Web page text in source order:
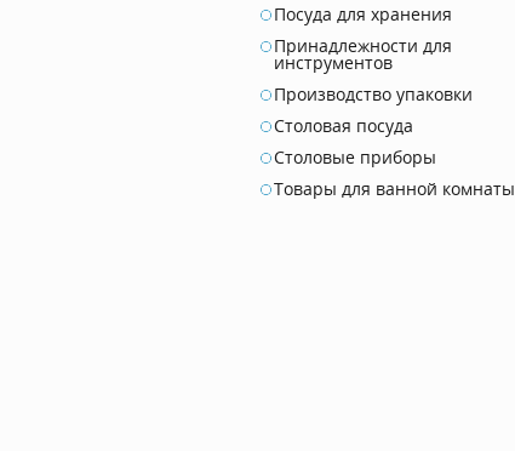
Посуда для хранения
Принадлежности для
инструментов
Производство упаковки
Столовая посуда
Столовые приборы
Товары для ванной комнаты